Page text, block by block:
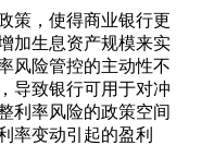
，使得商业银行更
加生息资产规模来实
风险管控的主动性不
导致银行可用于对冲
利率风险的政策空间
率变动引起的盈利